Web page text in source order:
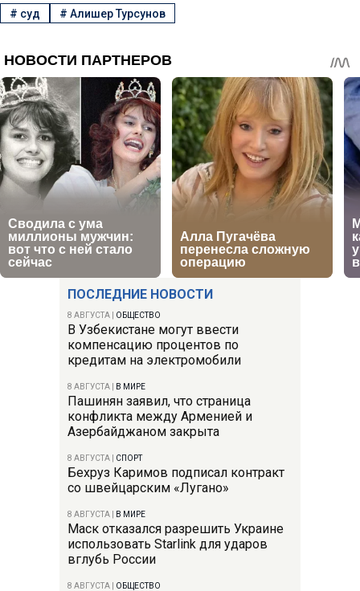
ПОСЛЕДНИЕ НОВОСТИ
8 АВГУСТА ОБЩЕСТВО
В Узбекистане могут ввести
компенсацию процентов по
кредитам на электромобили
8 АВГУСТА В МИРЕ
Пашинян заявил, что страница
конфликта между Арменией и
Азербайджаном закрыта
8 АВГУСТА СПОРТ
Бехруз Каримов подписал контракт
со швейцарским «Лугано»
8 АВГУСТА В МИРЕ
Маск отказался разрешить Украине
использовать Starlink для ударов
вглубь России
8 АВГУСТА ОБЩЕСТВО
# суд # Алишер Турсунов